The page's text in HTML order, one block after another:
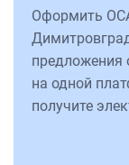
Оформить
предложения
на одной
получите